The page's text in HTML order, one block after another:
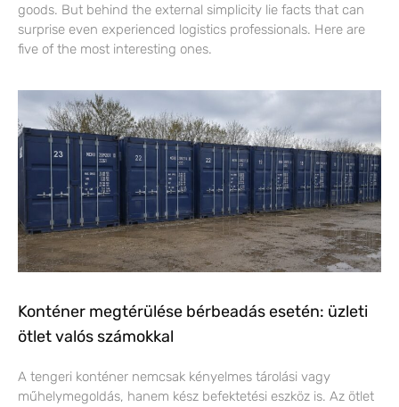
goods. But behind the external simplicity lie facts that can
surprise even experienced logistics professionals. Here are
five of the most interesting ones.
Konténer megtérülése bérbeadás esetén: üzleti
ötlet valós számokkal
A tengeri konténer nemcsak kényelmes tárolási vagy
műhelymegoldás, hanem kész befektetési eszköz is. Az ötlet